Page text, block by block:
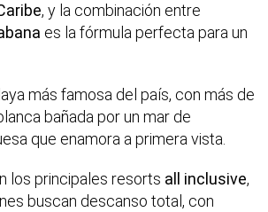
, y la combinación entre
es la fórmula perfecta para un
más famosa del país, con más de
bañada por un mar de
que enamora a primera vista.
los principales resorts all inclusive,
buscan descanso total, con